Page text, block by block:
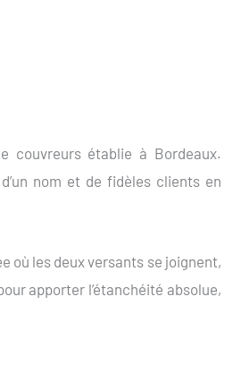
couvreurs établie à Bordeaux.
nom et de fidèles clients en
où les deux versants se joignent,
apporter l’étanchéité absolue,